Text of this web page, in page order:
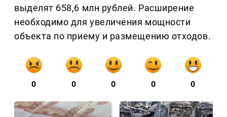
выделят 658,6 млн рублей. Расширение
необходимо для увеличения мощности
объекта по приему и размещению отходов.
0 0 0 0 0